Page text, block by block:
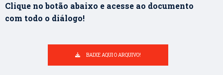
Clique no botão abaixo e acesse ao documento
com todo o diálogo!
BAIXE AQUI O ARQUIVO!